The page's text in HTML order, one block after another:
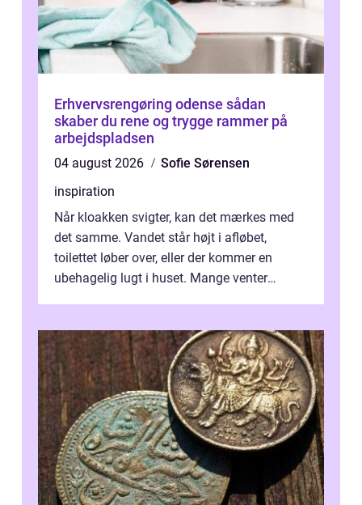
Erhvervsrengøring odense sådan
skaber du rene og trygge rammer på
arbejdspladsen
04 august 2026
Sofie Sørensen
inspiration
Når kloakken svigter, kan det mærkes med
det samme. Vandet står højt i afløbet,
toilettet løber over, eller der kommer en
ubehagelig lugt i huset. Mange venter